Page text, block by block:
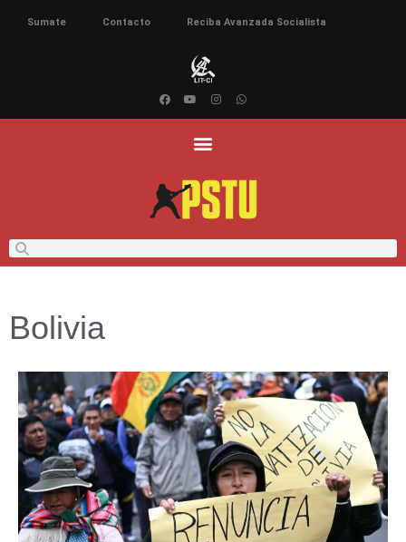
Sumate Contacto Reciba Avanzada Socialista
Bolivia